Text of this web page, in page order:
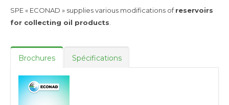
SPE « ECONAD » supplies various modifications ofreservoirs
for collecting oil products.
Brochures Spécifications